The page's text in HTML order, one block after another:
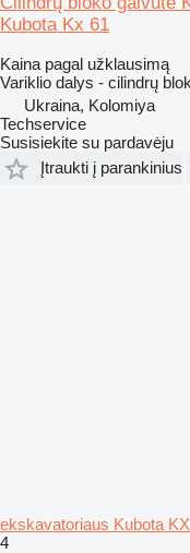
Kubota Kx 61
Kaina pagal užklausimą
Variklio dalys - cilindrų
Ukraina, Kolomiya
Techservice
Susisiekite su pardavėju
Įtraukti į parankinius
ekskavatoriaus Kubota
4